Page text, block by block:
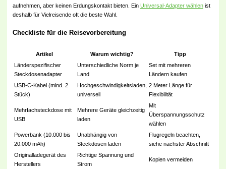
aufnehmen, aber keinen Erdungskontakt bieten. Ein Universal-Adapter wählenist
deshalb für Vielreisende oft die beste Wahl.
Checkliste für die Reisevorbereitung
Artikel Warum wichtig?
Tipp
Länderspezifischer
Steckdosenadapter
Unterschiedliche Norm je
Land
Set mit mehreren
Ländern kaufen
USB-C-Kabel (mind. 2
Stück)
Hochgeschwindigkeitsladen,
universell
2 Meter Länge für
Flexibilität
Mehrfachsteckdose mit
USB
Mehrere Geräte gleichzeitig
laden
Mit
Überspannungsschutz
wählen
Powerbank (10.000 bis
20.000 mAh)
Unabhängig von
Steckdosen laden
Flugregeln beachten,
siehe nächster Abschnitt
Originalladegerät des
Herstellers
Richtige Spannung und
Strom
Kopien vermeiden